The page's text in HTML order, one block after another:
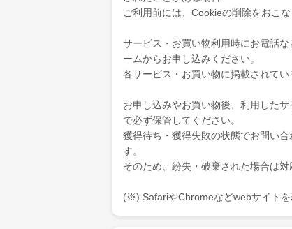
ご利用前には、Cookieの削除をおこ
サービス・お買い物利用時にお電話
ームからお申し込みください。
各サービス・お買い物に掲載されて
お申し込みやお買い物後、利用した
で必ず保管してください。
獲得待ち・獲得失敗の状態でお問い
す。
そのため、紛失・破棄された場合は
(※) SafariやChromeなどwebサイトを